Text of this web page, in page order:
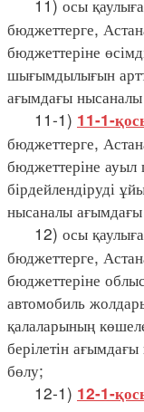
11) осы қаулыға
бюджеттерге,
бюджеттеріне
шығымдылығын
ағымдағы
11-1) 11-1-
бюджеттерге,
бюджеттеріне
бірдейлендіруді
нысаналы
12) осы қаулыға
бюджеттерге,
бюджеттеріне
автомобиль
қалаларының
берілетін
бөлу;
12-1) 12-1-